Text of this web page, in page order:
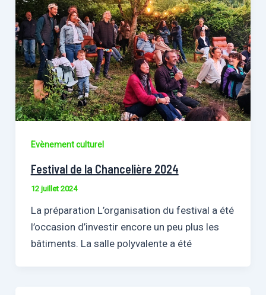
Evènement culturel
Festival de la Chancelière 2024
12 juillet 2024
La préparation L’organisation du festival a été
l’occasion d’investir encore un peu plus les
bâtiments. La salle polyvalente a été